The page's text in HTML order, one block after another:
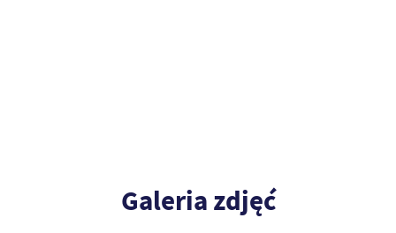
Galeria zdjęć